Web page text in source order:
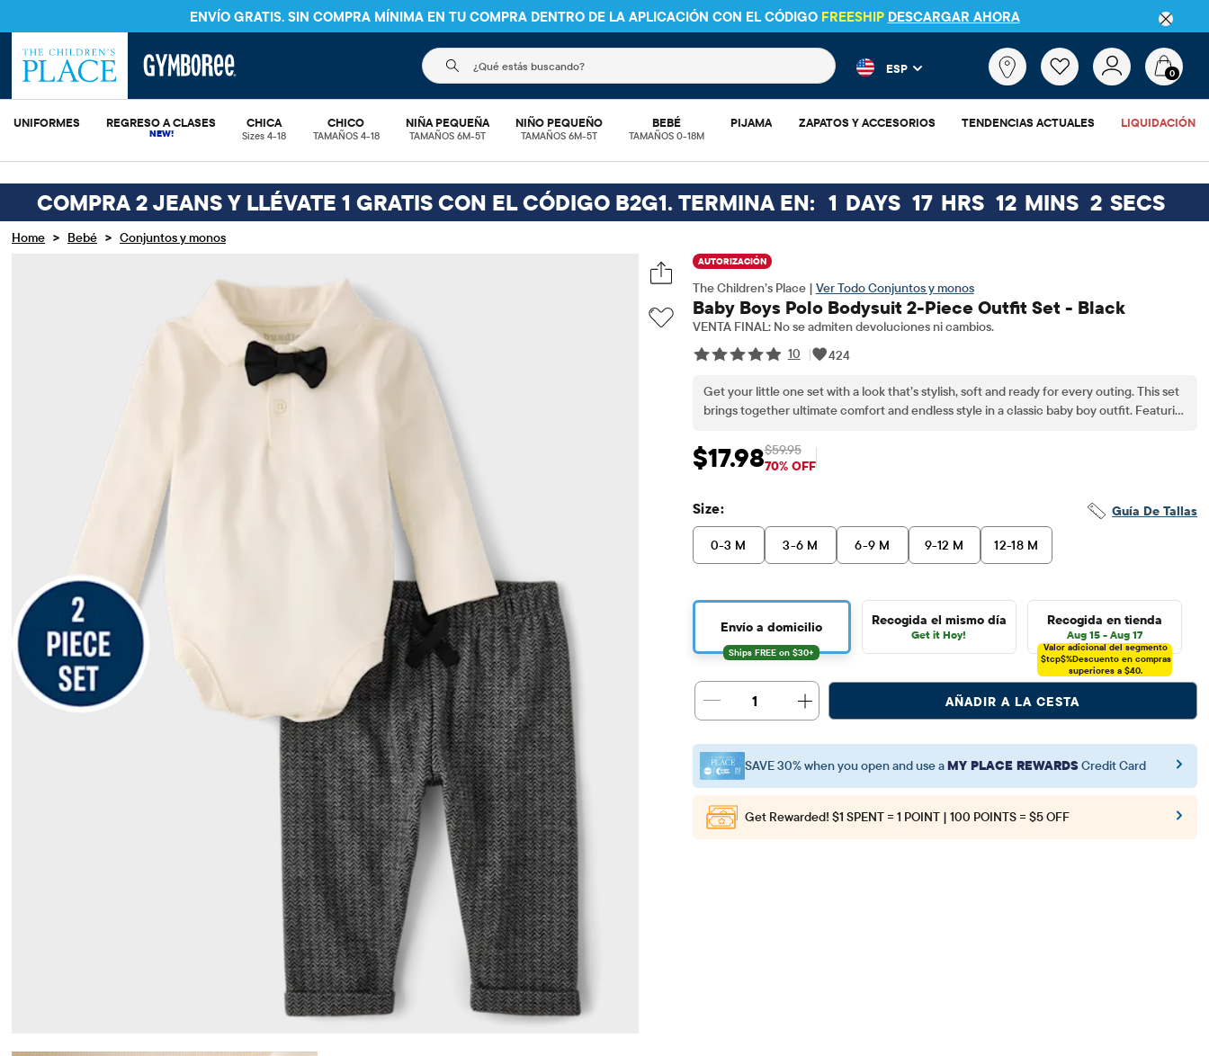
ENVÍO GRATIS. SIN COMPRA MÍNIMA EN TU COMPRA DENTRO DE LA APLICACIÓN CON EL CÓDIGO FREESHIP DESCARGAR AHORA
El siguiente campo de búsqueda filtra las búsquedas más populares y los resultados de productos a medida que
¿Qué
estás
ESP 0
UNIFORMES REGRESO A CLASES CHICA
Sizes 4-18
CHICO
TAMAÑOS 4-18
NIÑA PEQUEÑA
TAMAÑOS 6M-5T
NIÑO PEQUEÑO
TAMAÑOS 6M-5T
BEBÉ
TAMAÑOS 0-18M
PIJAMA ZAPATOS Y ACCESORIOS TENDENCIAS ACTUALES LIQUIDACIÓN
COMPRA 2 JEANS Y LLÉVATE 1 GRATIS CON EL CÓDIGO B2G1. TERMINA EN: 1 DAYS 17 HRS 12 MINS 1 SECS
Home > Bebé > Conjuntos y monos
AUTORIZACIÓN
The Children’s Place | Ver Todo Conjuntos y monos
Baby Boys Polo Bodysuit 2-Piece Outfit Set - Black
VENTA FINAL: No se admiten devoluciones ni cambios.
10
| 424
Get your little one set with a look that’s stylish, soft and ready for every outing. This set
brings together ultimate comfort and endless style in a classic baby boy outfit. Featuring
lineup of infant boy clothes or searching for everyday boy clothes.
Precio de venta: $17.98
$17.98 Precio original: $59.95
$59.95
70% OFF
Guía De Tallas
Size:
0-3 M 3-6 M 6-9 M 9-12 M 12-18 M
Envío a domicilio Recogida el mismo día
Get it Hoy!
Recogida en tienda
Aug 15 - Aug 17
Valor adicional del segmento
$tcp$%Descuento en compras
superiores a $40.
1 AÑADIR A LA CESTA
SAVE 30% when you open and use aMY PLACE REWARDSCredit Card
Get Rewarded! $1 SPENT = 1 POINT | 100 POINTS = $5 OFF